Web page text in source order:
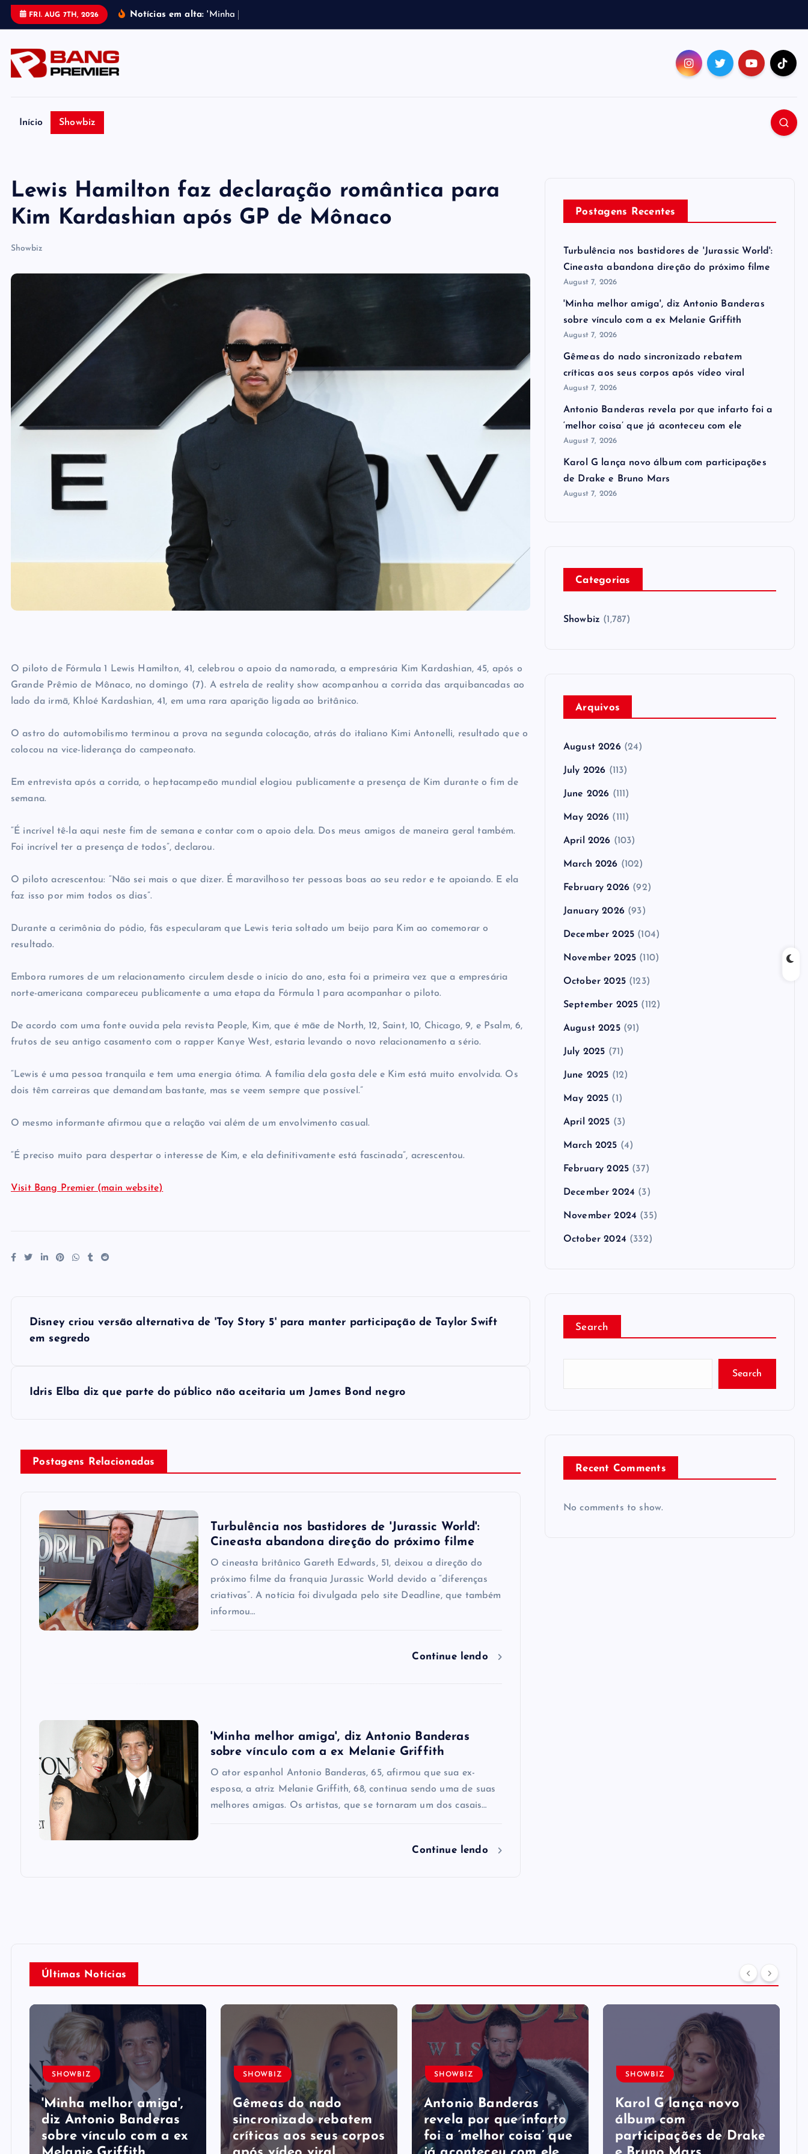
FRI. AUG 7TH, 2026 Notícias em alta: ' M inha
Início Showbiz
Lewis Hamilton faz declaração romântica para
Kim Kardashian após GP de Mônaco
Showbiz
O piloto de Fórmula 1 Lewis Hamilton, 41, celebrou o apoio da namorada, a empresária Kim Kardashian, 45, após o
Grande Prêmio de Mônaco, no domingo (7). A estrela de reality show acompanhou a corrida das arquibancadas ao
lado da irmã, Khloé Kardashian, 41, em uma rara aparição ligada ao britânico.
O astro do automobilismo terminou a prova na segunda colocação, atrás do italiano Kimi Antonelli, resultado que o
colocou na vice-liderança do campeonato.
Em entrevista após a corrida, o heptacampeão mundial elogiou publicamente a presença de Kim durante o fim de
semana.
“É incrível tê-la aqui neste fim de semana e contar com o apoio dela. Dos meus amigos de maneira geral também.
Foi incrível ter a presença de todos”, declarou.
O piloto acrescentou: “Não sei mais o que dizer. É maravilhoso ter pessoas boas ao seu redor e te apoiando. E ela
faz isso por mim todos os dias”.
Durante a cerimônia do pódio, fãs especularam que Lewis teria soltado um beijo para Kim ao comemorar o
resultado.
Embora rumores de um relacionamento circulem desde o início do ano, esta foi a primeira vez que a empresária
norte-americana compareceu publicamente a uma etapa da Fórmula 1 para acompanhar o piloto.
De acordo com uma fonte ouvida pela revista People, Kim, que é mãe de North, 12, Saint, 10, Chicago, 9, e Psalm, 6,
frutos de seu antigo casamento com o rapper Kanye West, estaria levando o novo relacionamento a sério.
“Lewis é uma pessoa tranquila e tem uma energia ótima. A família dela gosta dele e Kim está muito envolvida. Os
dois têm carreiras que demandam bastante, mas se veem sempre que possível.”
O mesmo informante afirmou que a relação vai além de um envolvimento casual.
“É preciso muito para despertar o interesse de Kim, e ela definitivamente está fascinada”, acrescentou.
Visit Bang Premier (main website)
n
a
Disney criou versão alternativa de 'Toy Story 5' para manter participação de Taylor Swift
em segredo
Idris Elba diz que parte do público não aceitaria um James Bond negro
Postagens Relacionadas
Turbulência nos bastidores de 'Jurassic World':
Cineasta abandona direção do próximo filme
O cineasta britânico Gareth Edwards, 51, deixou a direção do
próximo filme da franquia Jurassic World devido a “diferenças
criativas”. A notícia foi divulgada pelo site Deadline, que também
informou…
Continue lendo
'Minha melhor amiga', diz Antonio Banderas
sobre vínculo com a ex Melanie Griffith
O ator espanhol Antonio Banderas, 65, afirmou que sua ex-
esposa, a atriz Melanie Griffith, 68, continua sendo uma de suas
melhores amigas. Os artistas, que se tornaram um dos casais…
Continue lendo
Postagens Recentes
Turbulência nos bastidores de 'Jurassic World':
Cineasta abandona direção do próximo filme
August 7, 2026
'Minha melhor amiga', diz Antonio Banderas
sobre vínculo com a ex Melanie Griffith
August 7, 2026
Gêmeas do nado sincronizado rebatem
críticas ​a​os seus corpos após vídeo viral
August 7, 2026
Antonio Banderas revela por que infarto foi a
‘melhor coisa’ que já aconteceu com ele
August 7, 2026
Karol G lança novo álbum com participações
de Drake e Bruno Mars
August 7, 2026
Categorias
Showbiz (1,787)
Arquivos
August 2026(24)
July 2026 (113)
June 2026 (111)
May 2026 (111)
April 2026 (103)
March 2026 (102)
February 2026 (92)
January 2026(93)
December 2025 (104)
November 2025 (110)
October 2025(123)
September 2025 (112)
August 2025(91)
July 2025 (71)
June 2025 (12)
May 2025 (1)
April 2025 (3)
March 2025 (4)
February 2025 (37)
December 2024 (3)
November 2024 (35)
October 2024 (332)
Search
Search
Recent Comments
No comments to show.
Últimas Notícias
SHOWBIZ
'Minha melhor amiga',
diz Antonio Banderas
sobre vínculo com a ex
SHOWBIZ
Gêmeas do nado
sincronizado rebatem
críticas ​a​os seus corpos
SHOWBIZ
Antonio Banderas
revela por que infarto
foi a ‘melhor coisa’ que
SHOWBIZ
Karol G lança novo
álbum com
participações de Drake